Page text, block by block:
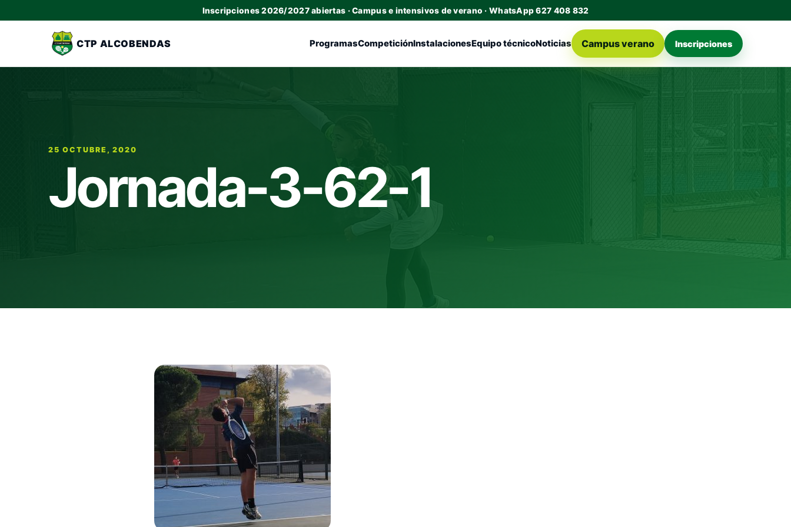
Inscripciones 2026/2027 abiertas · Campus e intensivos de verano · WhatsApp 627 408 832
CTP ALCOBENDAS ProgramasCompeticiónInstalacionesEquipo técnicoNoticias Campus verano Inscripciones
25 OCTUBRE, 2020
Jornada-3-62-1